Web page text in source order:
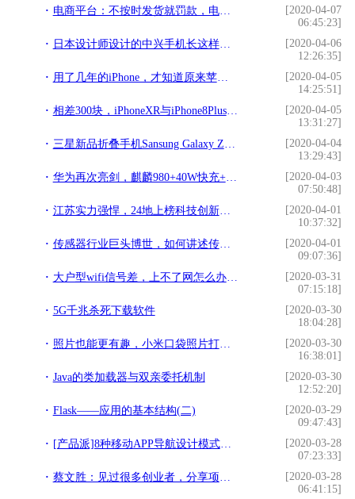
电商平台：不按时发货就罚款，电商卖家：真的不是故意不发货
[2020-04-07
06:45:23]
日本设计师设计的中兴手机长这样，难怪不敢在中国发布
[2020-04-06
12:26:35]
用了几年的iPhone，才知道原来苹果手机也有“游戏模式”
[2020-04-05
14:25:51]
相差300块，iPhoneXR与iPhone8Plus谁更值得买？看这4点就够了
[2020-04-05
13:31:27]
三星新品折叠手机Sansung Galaxy Z Flip 短評測，是否值得购买？
[2020-04-04
13:29:43]
华为再次亮剑，麒麟980+40W快充+128GB跌至“荣耀价”，还香吗？
[2020-04-03
07:50:48]
江苏实力强悍，24地上榜科技创新百强县
[2020-04-01
10:37:32]
传感器行业巨头博世，如何讲述传感器的创新之路？
[2020-04-01
09:07:36]
大户型wifi信号差，上不了网怎么办？网友：试试华为路由Q2 Pro
[2020-03-31
07:15:18]
5G千兆杀死下载软件
[2020-03-30
18:04:28]
照片也能更有趣，小米口袋照片打印机，玩出新意
[2020-03-30
16:38:01]
Java的类加载器与双亲委托机制
[2020-03-30
12:52:20]
Flask——应用的基本结构(二)
[2020-03-29
09:47:43]
[产品派]8种移动APP导航设计模式大对比
[2020-03-28
07:23:33]
蔡文胜：见过很多创业者，分享项目方融资的几大误区
[2020-03-28
06:41:15]